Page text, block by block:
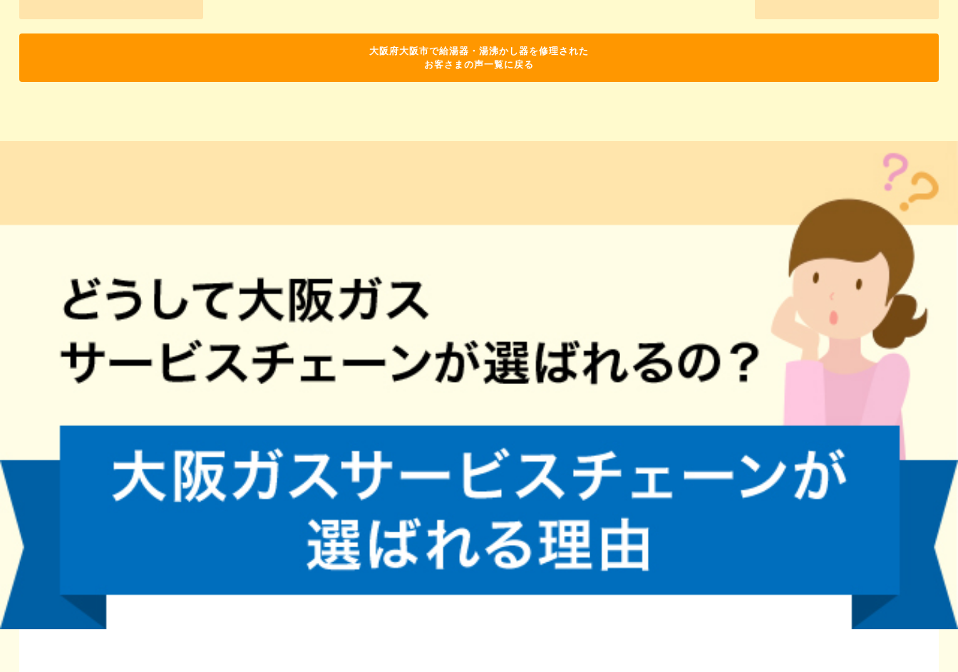
大阪府大阪市で給湯器・湯沸かし器を修理された
お客さまの声一覧に戻る